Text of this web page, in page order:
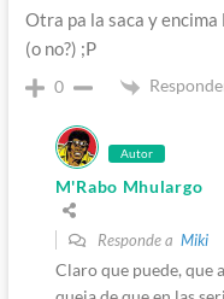
Otra pa la saca y
(o no?) ;P
0
Autor
M'Rabo Mhulargo
Responde a Miki
Claro que puede, que